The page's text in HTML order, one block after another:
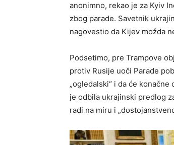
anonimno, rekao je za Kyiv
zbog parade. Savetnik
nagovestio da Kijev možda
Podsetimo, pre Trampove
protiv Rusije uoči Parade
„ogledalski“ i da će
je odbila ukrajinski predlog
radi na miru i